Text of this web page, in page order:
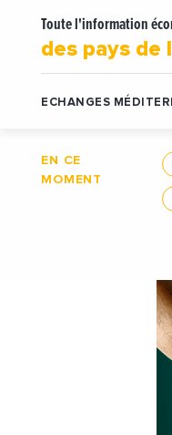
Toute l'information
des pays de
ECHANGES
EN CE
MOMENT